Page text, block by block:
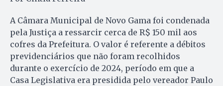
A Câmara Municipal de Novo Gama foi condenada
pela Justiça a ressarcir cerca de R$ 150 mil aos
cofres da Prefeitura. O valor é referente a débitos
previdenciários que não foram recolhidos
durante o exercício de 2024, período em que a
Casa Legislativa era presidida pelo vereador Paulo